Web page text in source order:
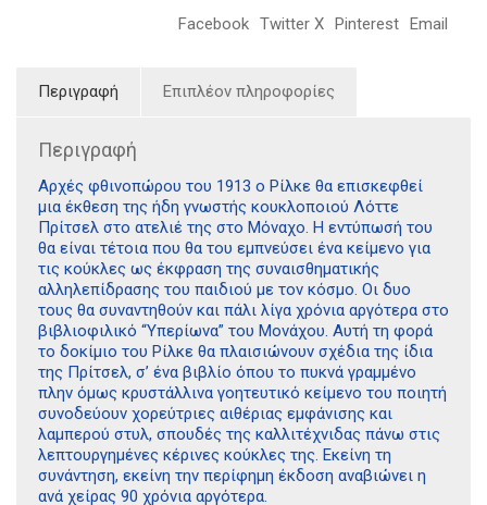
Facebook Twitter X Pinterest Email
Περιγραφή Επιπλέον πληροφορίες
Περιγραφή
Αρχές φθινοπώρου του 1913 ο Ρίλκε θα επισκεφθεί
μια έκθεση της ήδη γνωστής κουκλοποιού Λόττε
Πρίτσελ στο ατελιέ της στο Μόναχο. Η εντύπωσή του
θα είναι τέτοια που θα του εμπνεύσει ένα κείμενο για
τις κούκλες ως έκφραση της συναισθηματικής
αλληλεπίδρασης του παιδιού με τον κόσμο. Οι δυο
τους θα συναντηθούν και πάλι λίγα χρόνια αργότερα στο
βιβλιοφιλικό “Υπερίωνα” του Μονάχου. Αυτή τη φορά
το δοκίμιο του Ρίλκε θα πλαισιώνουν σχέδια της ίδια
της Πρίτσελ, σ’ ένα βιβλίο όπου το πυκνά γραμμένο
πλην όμως κρυστάλλινα γοητευτικό κείμενο του ποιητή
συνοδεύουν χορεύτριες αιθέριας εμφάνισης και
λαμπερού στυλ, σπουδές της καλλιτέχνιδας πάνω στις
λεπτουργημένες κέρινες κούκλες της. Εκείνη τη
συνάντηση, εκείνη την περίφημη έκδοση αναβιώνει η
ανά χείρας 90 χρόνια αργότερα.